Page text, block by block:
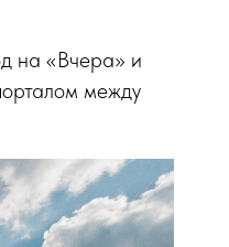
на «Вчера» и
между